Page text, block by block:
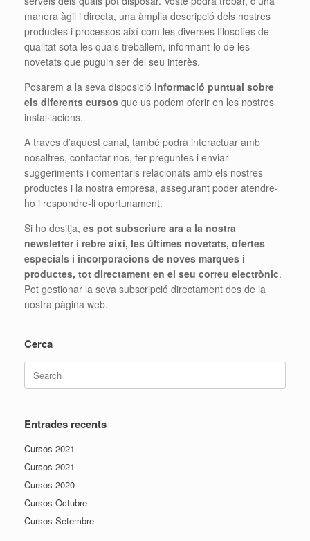
manera àgil i directa, una àmplia descripció dels nostres
productes i processos així com les diverses filosofies de
qualitat sota les quals treballem, informant-lo de les
novetats que puguin ser del seu interès.
Posarem a la seva disposició informació puntual sobre
els diferents cursos que us podem oferir en les nostres
instal·lacions.
A través d’aquest canal, també podrà interactuar amb
nosaltres, contactar-nos, fer preguntes i enviar
suggeriments i comentaris relacionats amb els nostres
productes i la nostra empresa, assegurant poder atendre-
ho i respondre-li oportunament.
Si ho desitja, es pot subscriure ara a la nostra
newsletter i rebre així, les últimes novetats, ofertes
especials i incorporacions de noves marques i
productes, tot directament en el seu correu electrònic.
Pot gestionar la seva subscripció directament des de la
nostra pàgina web.
Cerca
for:
Entrades recents
Cursos 2021
Cursos 2021
Cursos 2020
Cursos Octubre
Cursos Setembre